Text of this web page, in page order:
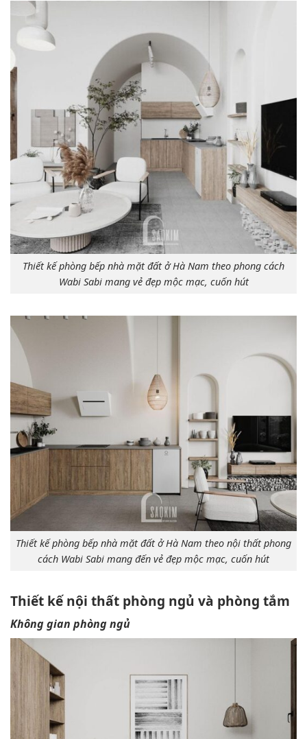
Thiết kế phòng bếp nhà mặt đất ở Hà Nam theo phong cách
Wabi Sabi mang vẻ đẹp mộc mạc, cuốn hút
Thiết kế phòng bếp nhà mặt đất ở Hà Nam theo nội thất phong
cách Wabi Sabi mang đến vẻ đẹp mộc mạc, cuốn hút
Thiết kế nội thất phòng ngủ và phòng tắm
Không gian phòng ngủ